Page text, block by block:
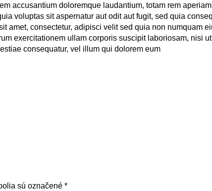
accusantium doloremque laudantium, totam rem
voluptas sit aspernatur aut odit aut fugit, sed quia
amet, consectetur, adipisci velit sed quia non numquam
exercitationem ullam corporis suscipit laboriosam, nisi
consequatur, vel illum qui dolorem eum
sú označené *